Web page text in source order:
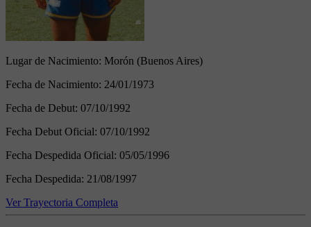
Lugar de Nacimiento: Morón (Buenos Aires)
Fecha de Nacimiento: 24/01/1973
Fecha de Debut: 07/10/1992
Fecha Debut Oficial: 07/10/1992
Fecha Despedida Oficial: 05/05/1996
Fecha Despedida: 21/08/1997
Ver Trayectoria Completa